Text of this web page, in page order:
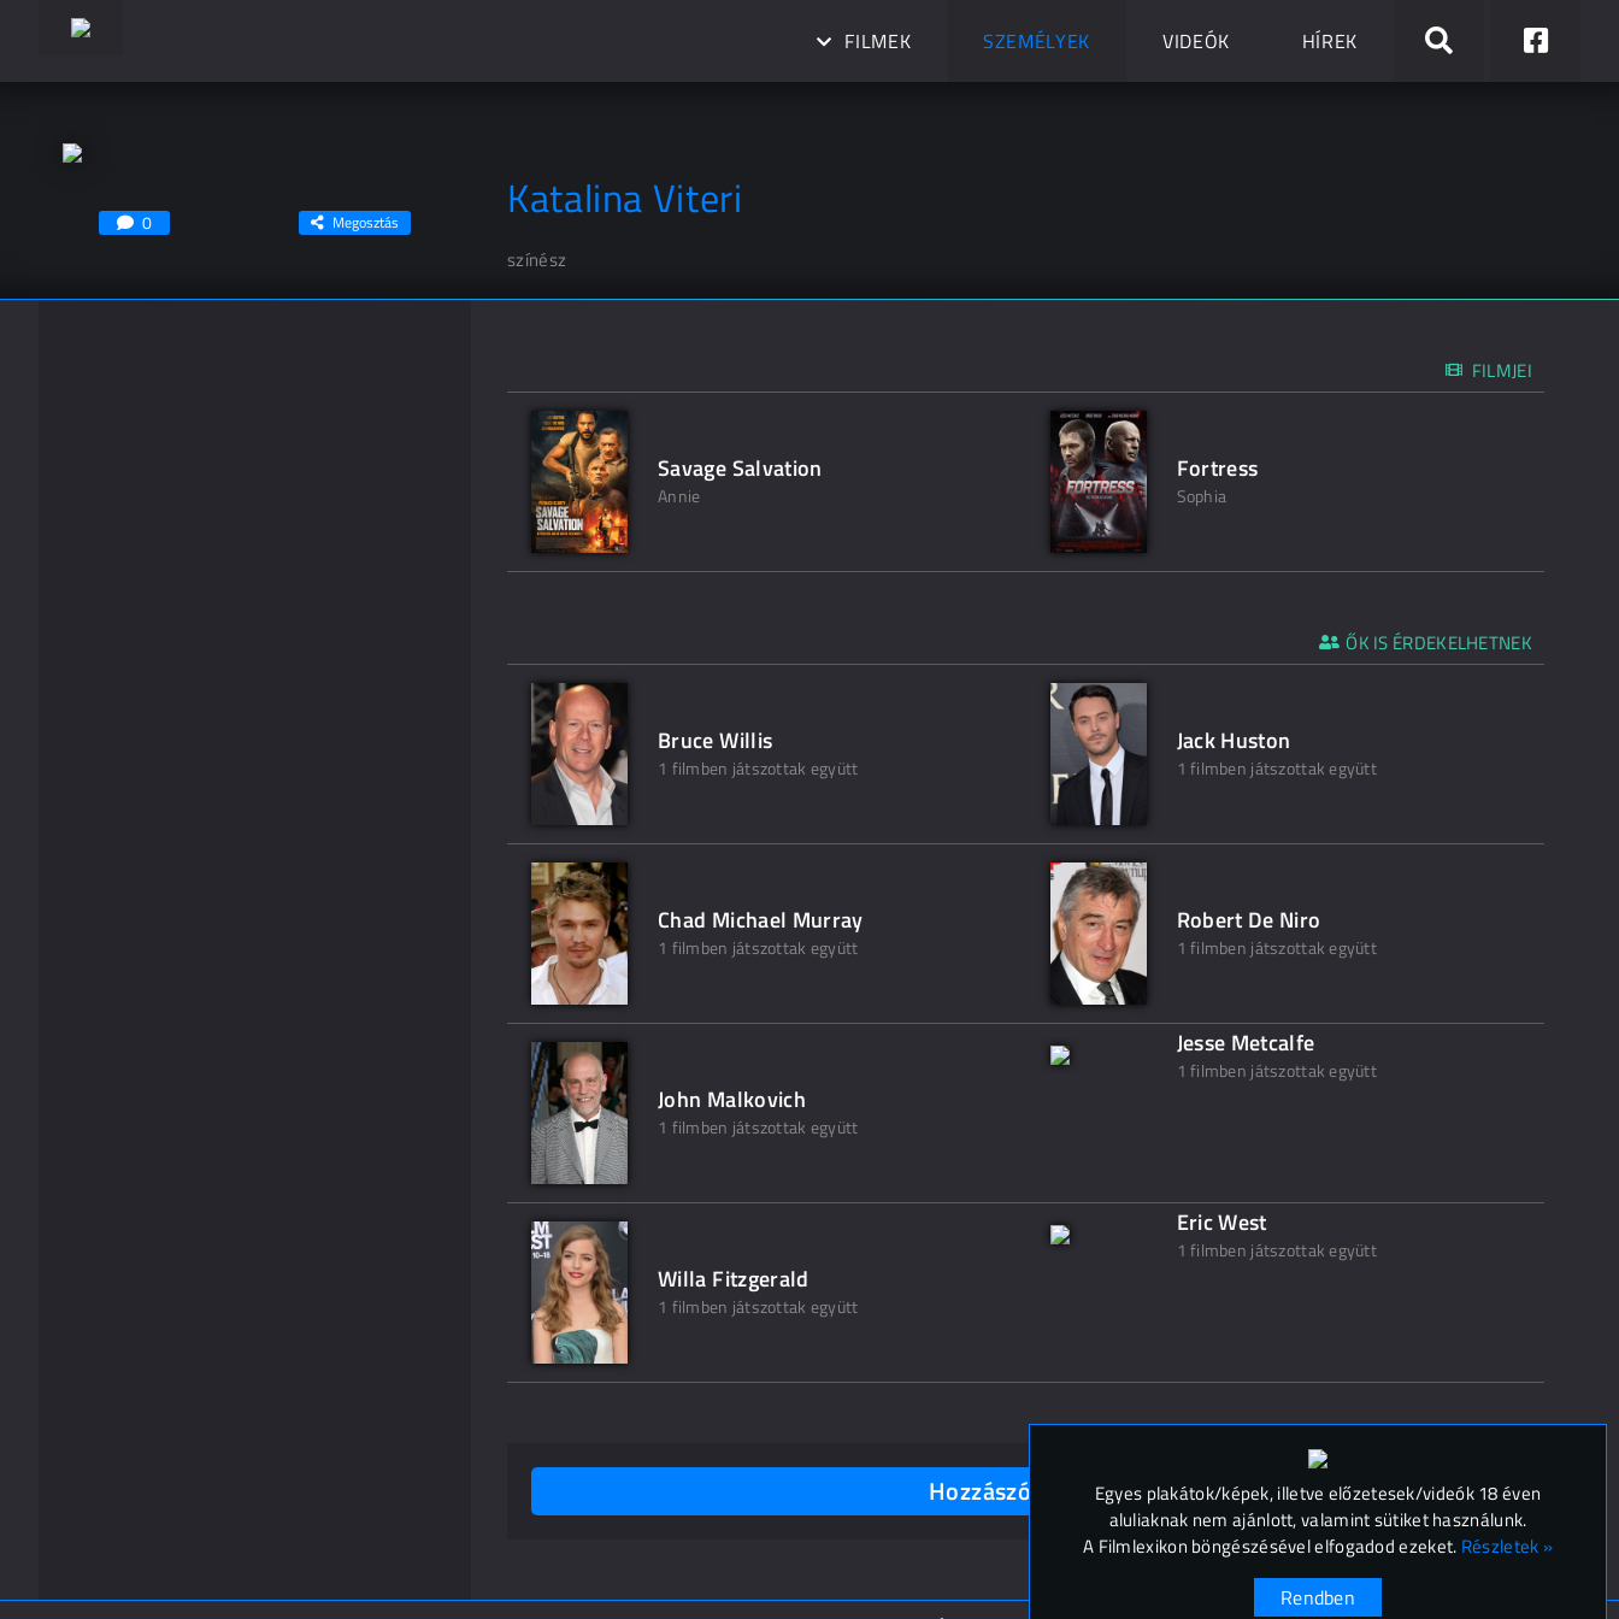
FILMEK SZEMÉLYEK VIDEÓK HÍREK
Katalina Viteri
színész
0 Megosztás
FILMJEI
Savage Salvation
Annie
Fortress
Sophia
ŐK IS ÉRDEKELHETNEK
Bruce Willis
1 filmben játszottak együtt
Jack Huston
1 filmben játszottak együtt
Chad Michael Murray
1 filmben játszottak együtt
Robert De Niro
1 filmben játszottak együtt
John Malkovich
1 filmben játszottak együtt
Jesse Metcalfe
1 filmben játszottak együtt
Willa Fitzgerald
1 filmben játszottak együtt
Eric West
1 filmben játszottak együtt
Hozzászólások (0)
Egyes plakátok/képek, illetve előzetesek/videók 18 éven
aluliaknak nem ajánlott, valamint sütiket használunk.
A Filmlexikon böngészésével elfogadod ezeket. Részletek »
Rendben